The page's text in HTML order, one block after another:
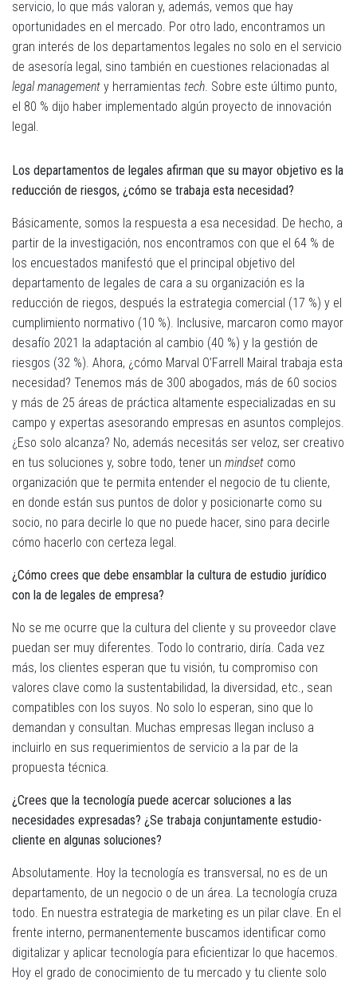
servicio, lo que más valoran y, además, vemos que hay
oportunidades en el mercado. Por otro lado, encontramos un
gran interés de los departamentos legales no solo en el servicio
de asesoría legal, sino también en cuestiones relacionadas al
legal management y herramientas tech. Sobre este último punto,
el 80 % dijo haber implementado algún proyecto de innovación
legal.
Los departamentos de legales afirman que su mayor objetivo es la
reducción de riesgos, ¿cómo se trabaja esta necesidad?
Básicamente, somos la respuesta a esa necesidad. De hecho, a
partir de la investigación, nos encontramos con que el 64 % de
los encuestados manifestó que el principal objetivo del
departamento de legales de cara a su organización es la
reducción de riegos, después la estrategia comercial (17 %) y el
cumplimiento normativo (10 %). Inclusive, marcaron como mayor
desafío 2021 la adaptación al cambio (40 %) y la gestión de
riesgos (32 %). Ahora, ¿cómo Marval O’Farrell Mairal trabaja esta
necesidad? Tenemos más de 300 abogados, más de 60 socios
y más de 25 áreas de práctica altamente especializadas en su
campo y expertas asesorando empresas en asuntos complejos.
¿Eso solo alcanza? No, además necesitás ser veloz, ser creativo
en tus soluciones y, sobre todo, tener un mindset como
organización que te permita entender el negocio de tu cliente,
en donde están sus puntos de dolor y posicionarte como su
socio, no para decirle lo que no puede hacer, sino para decirle
cómo hacerlo con certeza legal.
¿Cómo crees que debe ensamblar la cultura de estudio jurídico
con la de legales de empresa?
No se me ocurre que la cultura del cliente y su proveedor clave
puedan ser muy diferentes. Todo lo contrario, diría. Cada vez
más, los clientes esperan que tu visión, tu compromiso con
valores clave como la sustentabilidad, la diversidad, etc., sean
compatibles con los suyos. No solo lo esperan, sino que lo
demandan y consultan. Muchas empresas llegan incluso a
incluirlo en sus requerimientos de servicio a la par de la
propuesta técnica.
¿Crees que la tecnología puede acercar soluciones a las
necesidades expresadas? ¿Se trabaja conjuntamente estudio-
cliente en algunas soluciones?
Absolutamente. Hoy la tecnología es transversal, no es de un
departamento, de un negocio o de un área. La tecnología cruza
todo. En nuestra estrategia de marketing es un pilar clave. En el
frente interno, permanentemente buscamos identificar como
digitalizar y aplicar tecnología para eficientizar lo que hacemos.
Hoy el grado de conocimiento de tu mercado y tu cliente solo